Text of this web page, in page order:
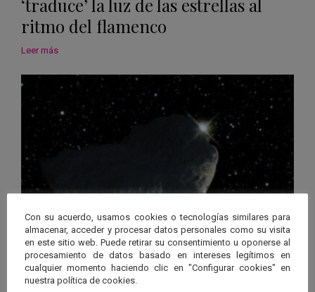
‘traduce’ la luz de las estrellas al
ritmo del flamenco
Leer más
01 Dic 2023|Andalucía
Un asteroide ocultará la estrella
Con su acuerdo, usamos cookies o tecnologías similares para
almacenar, acceder y procesar datos personales como su visita
en este sitio web. Puede retirar su consentimiento u oponerse al
procesamiento de datos basado en intereses legítimos en
cualquier momento haciendo clic en "Configurar cookies" en
nuestra política de cookies.